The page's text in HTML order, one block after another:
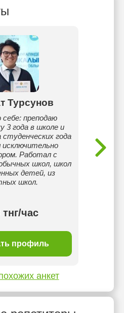
Турсунов
преподаю
3 года в школе и
студенческих года
Работал с
школ, школ
детей, из
школ.
тнг/час
профиль
анкет